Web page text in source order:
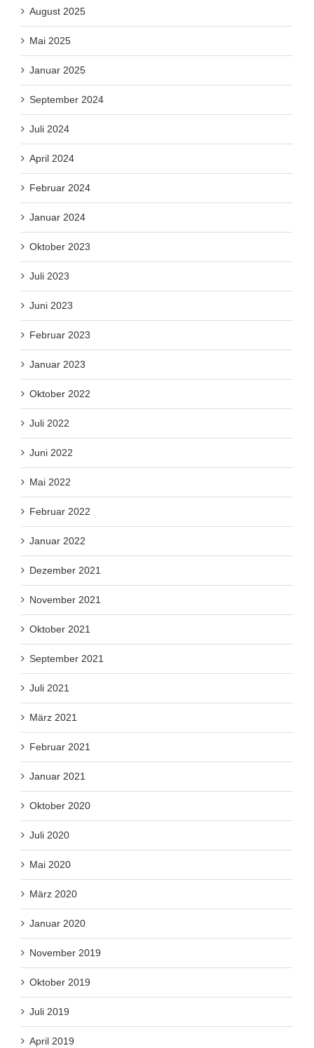
August 2025
Mai 2025
Januar 2025
September 2024
Juli 2024
April 2024
Februar 2024
Januar 2024
Oktober 2023
Juli 2023
Juni 2023
Februar 2023
Januar 2023
Oktober 2022
Juli 2022
Juni 2022
Mai 2022
Februar 2022
Januar 2022
Dezember 2021
November 2021
Oktober 2021
September 2021
Juli 2021
März 2021
Februar 2021
Januar 2021
Oktober 2020
Juli 2020
Mai 2020
März 2020
Januar 2020
November 2019
Oktober 2019
Juli 2019
April 2019